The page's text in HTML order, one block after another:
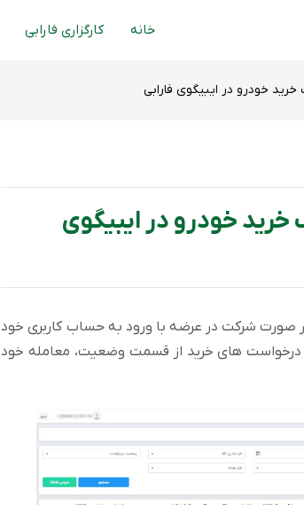
خانه کارگزاری فارابی
خودرو در ایبیگوی فارابی
خودرو در ایبیگوی
شرکت در عرضه با ورود به حساب کاربری خود
درخواست های خرید از قسمت وضعیت، معامله خود